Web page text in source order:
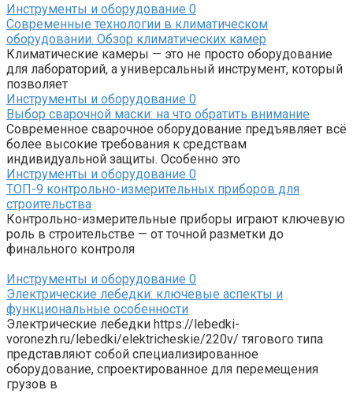
Инструменты и оборудование 0
Современные технологии в климатическом
оборудовании. Обзор климатических камер
Климатические камеры — это не просто оборудование
для лабораторий, а универсальный инструмент, который
позволяет
Инструменты и оборудование 0
Выбор сварочной маски: на что обратить внимание
Современное сварочное оборудование предъявляет всё
более высокие требования к средствам
индивидуальной защиты. Особенно это
Инструменты и оборудование 0
ТОП-9 контрольно-измерительных приборов для
строительства
Контрольно-измерительные приборы играют ключевую
роль в строительстве — от точной разметки до
финального контроля
Инструменты и оборудование 0
Электрические лебедки: ключевые аспекты и
функциональные особенности
Электрические лебедки https://lebedki-
voronezh.ru/lebedki/elektricheskie/220v/ тягового типа
представляют собой специализированное
оборудование, спроектированное для перемещения
грузов в